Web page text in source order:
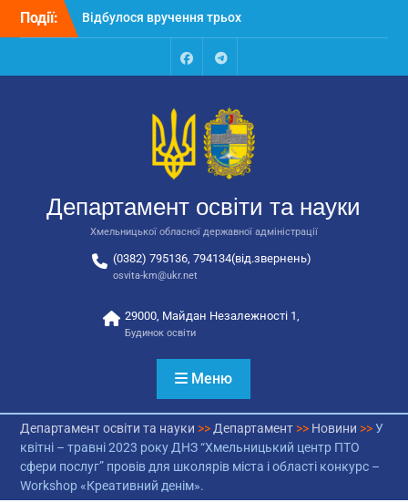
Перейти
Події:
Відбулося засідання
колегії Департаменту
освіти та науки обласної
державної адміністрації
відповідальних за
національно-патріотичне
FacebookTalegram
Департамент освіти та науки
Хмельницької обласної державної адміністрації
(0382) 795136, 794134(від.звернень)
osvita-km@ukr.net
29000, Майдан Незалежності 1,
Будинок освіти
Меню
Департамент освіти та науки >> Департамент>> Новини >>У
квітні – травні 2023 року ДНЗ “Хмельницький центр ПТО
сфери послуг” провів для школярів міста і області конкурс –
Workshop «Креативний денім».